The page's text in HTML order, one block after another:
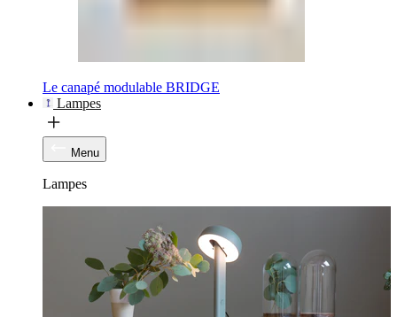
Le canapé modulable BRIDGE
Lampes
Menu
Lampes